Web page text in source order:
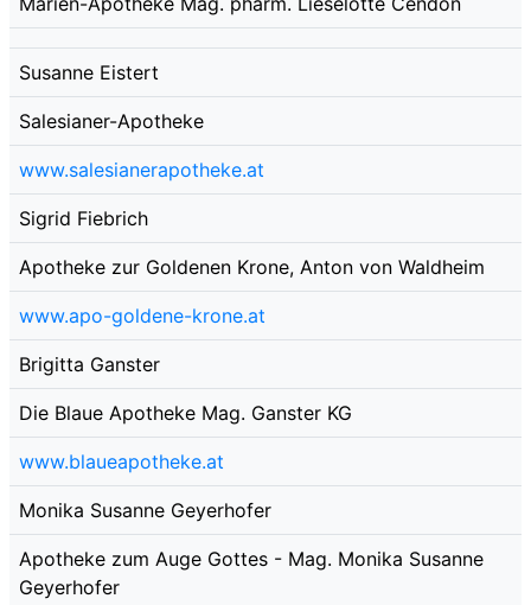
Susanne Eistert
Salesianer-Apotheke
www.salesianerapotheke.at
Sigrid Fiebrich
Apotheke zur Goldenen Krone, Anton von Waldheim
www.apo-goldene-krone.at
Brigitta Ganster
Die Blaue Apotheke Mag. Ganster KG
www.blaueapotheke.at
Monika Susanne Geyerhofer
Apotheke zum Auge Gottes - Mag. Monika Susanne
Geyerhofer